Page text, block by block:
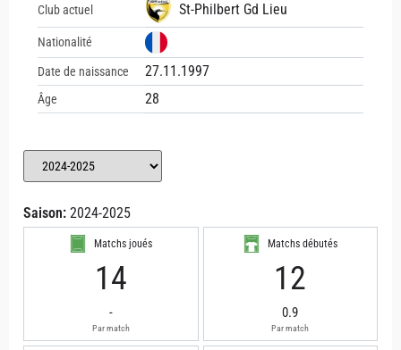
Club actuel St-Philbert Gd Lieu
Nationalité
Date de naissance 27.11.1997
Âge 28
Saison: 2024-2025
Matchs joués
14
-
Par match
Matchs débutés
12
0.9
Par match